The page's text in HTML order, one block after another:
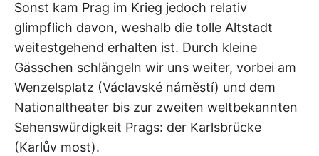
Sonst kam Prag im Krieg jedoch relativ
glimpflich davon, weshalb die tolle Altstadt
weitestgehend erhalten ist. Durch kleine
Gässchen schlängeln wir uns weiter, vorbei am
Wenzelsplatz (Václavské náměstí) und dem
Nationaltheater bis zur zweiten weltbekannten
Sehenswürdigkeit Prags: der Karlsbrücke
(Karlův most).